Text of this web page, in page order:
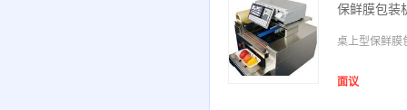
保鲜膜包装
桌上型保鲜膜
面议